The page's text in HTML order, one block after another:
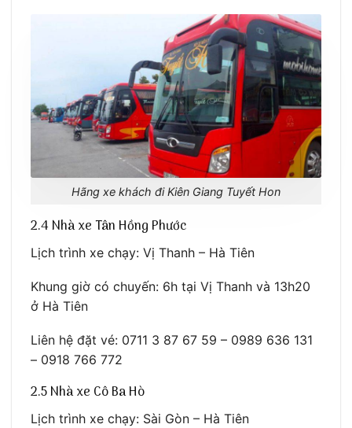
Hãng xe khách đi Kiên Giang Tuyết Hon
2.4 Nhà xe Tân Hồng Phước
Lịch trình xe chạy: Vị Thanh – Hà Tiên
Khung giờ có chuyến: 6h tại Vị Thanh và 13h20
ở Hà Tiên
Liên hệ đặt vé: 0711 3 87 67 59 – 0989 636 131
– 0918 766 772
2.5 Nhà xe Cô Ba Hò
Lịch trình xe chạy: Sài Gòn – Hà Tiên